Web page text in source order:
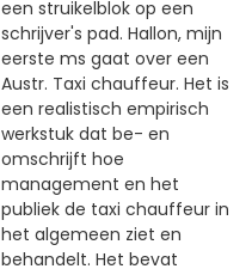
een struikelblok op een
schrijver's pad. Hallon, mijn
eerste ms gaat over een
Austr. Taxi chauffeur. Het is
een realistisch empirisch
werkstuk dat be- en
omschrijft hoe
management en het
publiek de taxi chauffeur in
het algemeen ziet en
behandelt. Het bevat